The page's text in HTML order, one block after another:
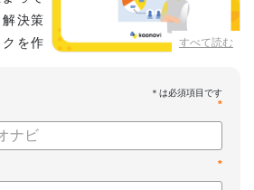
すべて読む
決策
を作
略を実行できる組織づくりのステップ
トの視点から具体的なアプローチをお
*
*